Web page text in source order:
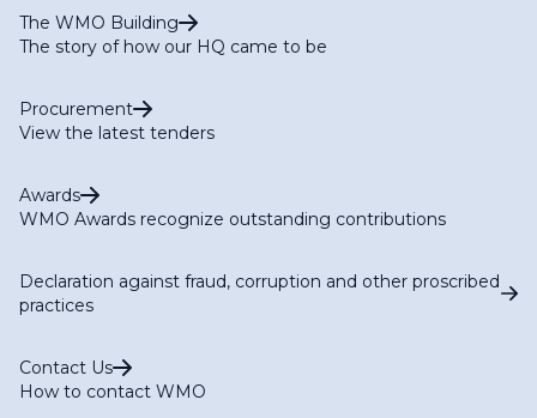
The WMO Building
The story of how our HQ came to be
Procurement
View the latest tenders
Awards
WMO Awards recognize outstanding contributions
Declaration against fraud, corruption and other proscribed
practices
Contact Us
How to contact WMO